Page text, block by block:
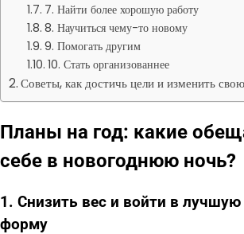
7. Найти более хорошую работу
8. Научиться чему-то новому
9. Помогать другим
10. Стать организованнее
Советы, как достичь цели и изменить
Планы на год: какие
себе в новогоднюю ночь?
1. Снизить вес и войти в
форму